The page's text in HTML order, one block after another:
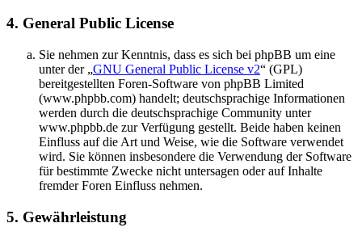
4. General Public License
Sie nehmen zur Kenntnis, dass es sich bei phpBB um eine
unter der „GNU General Public License v2“ (GPL)
bereitgestellten Foren-Software von phpBB Limited
(www.phpbb.com) handelt; deutschsprachige Informationen
werden durch die deutschsprachige Community unter
www.phpbb.de zur Verfügung gestellt. Beide haben keinen
Einfluss auf die Art und Weise, wie die Software verwendet
wird. Sie können insbesondere die Verwendung der Software
für bestimmte Zwecke nicht untersagen oder auf Inhalte
fremder Foren Einfluss nehmen.
5. Gewährleistung